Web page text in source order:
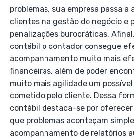
problemas, sua empresa passa
clientes na gestão do negócio e
penalizações burocráticas.
contábil o contador consegue
acompanhamento muito mais
financeiras, além de poder
muito mais agilidade um
cometido pelo cliente. Dessa
contábil destaca-se por
que problemas aconteçam
acompanhamento de relatórios